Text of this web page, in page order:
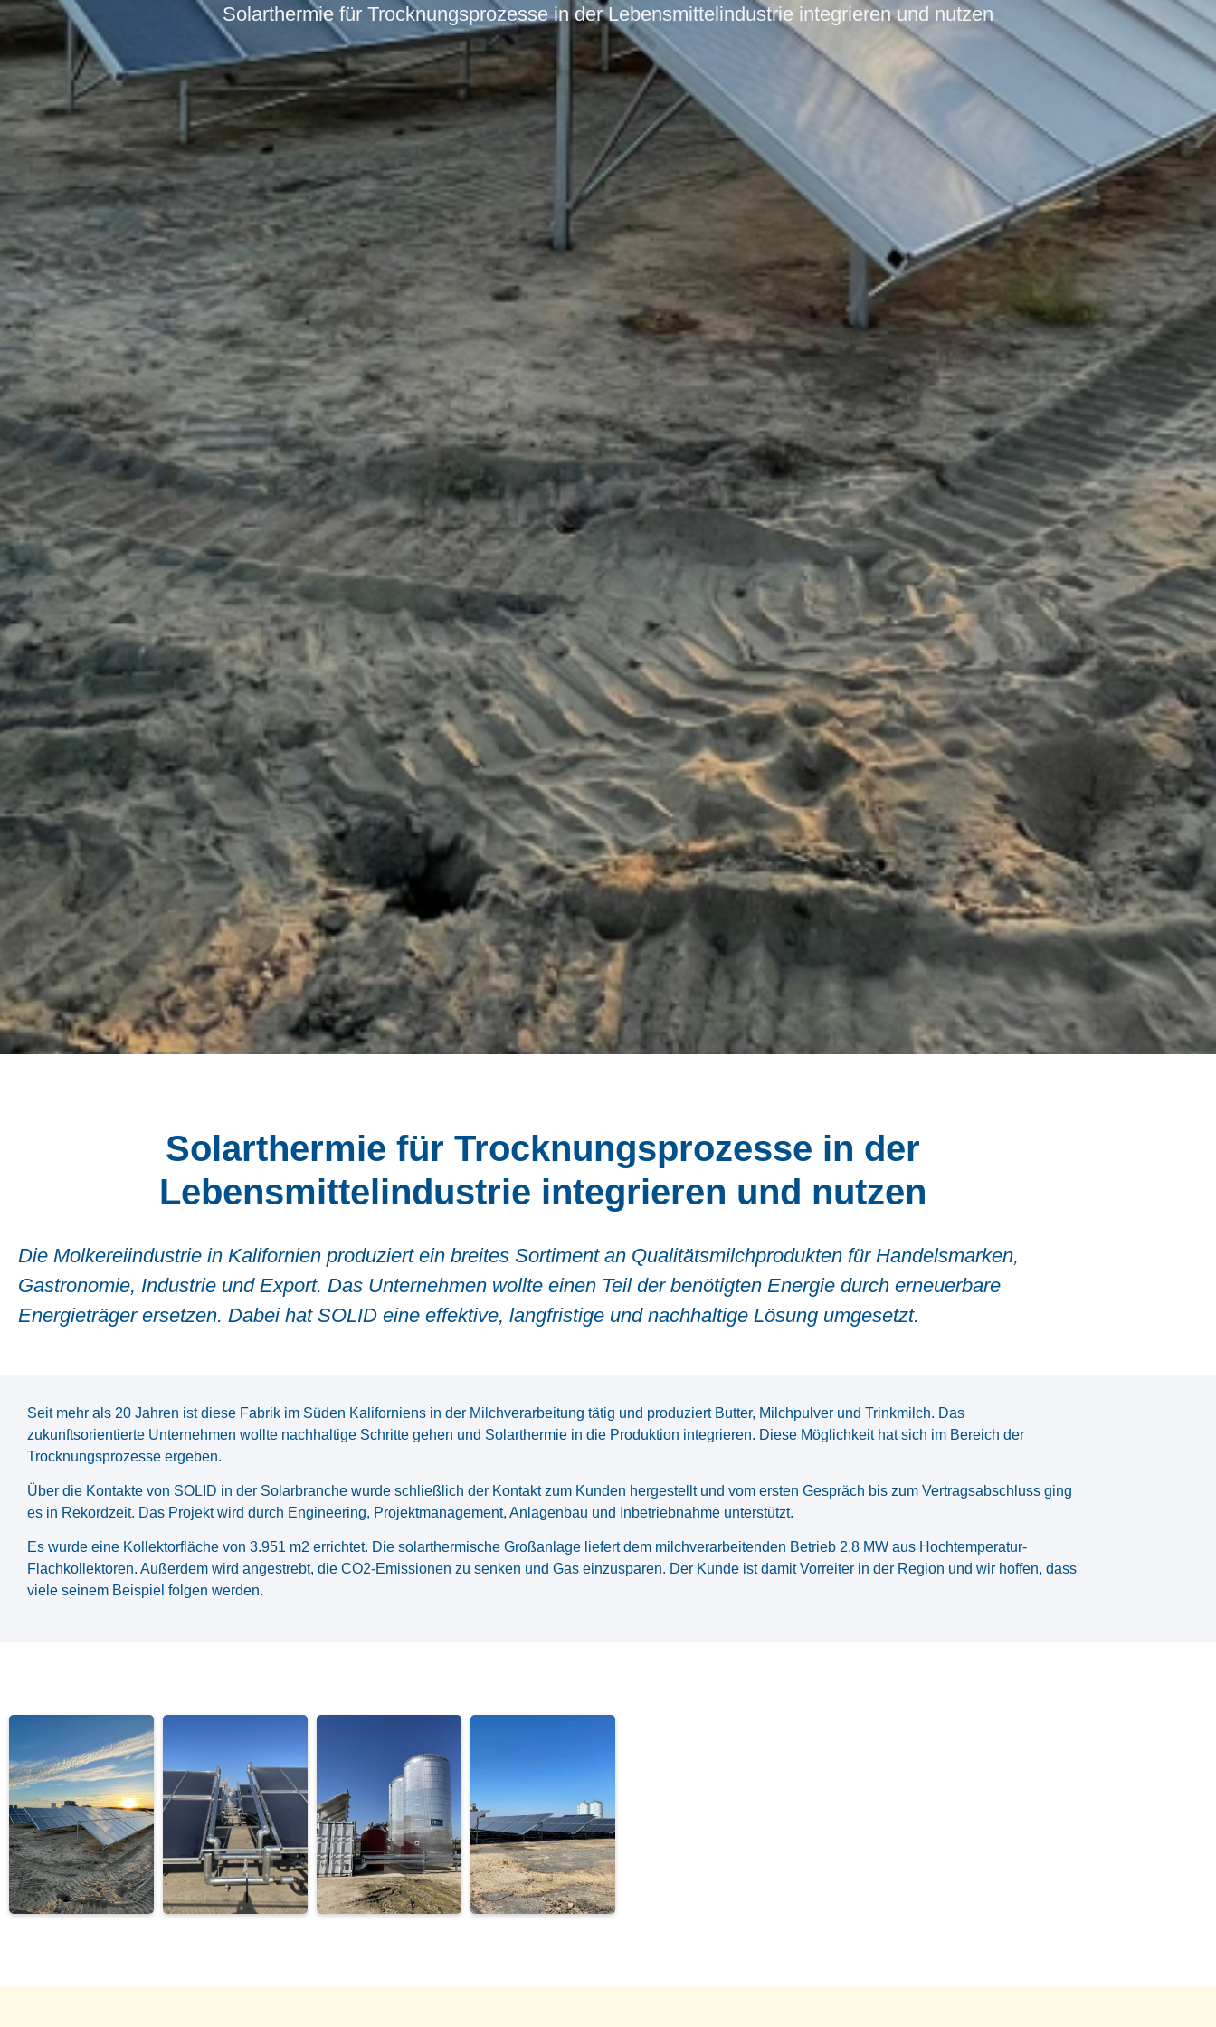
Solarthermie für Trocknungsprozesse in der Lebensmittelindustrie integrieren und nutzen
Solarthermie für Trocknungsprozesse in der
Lebensmittelindustrie integrieren und nutzen
Die Molkereiindustrie in Kalifornien produziert ein breites Sortiment an Qualitätsmilchprodukten für Handelsmarken,
Gastronomie, Industrie und Export. Das Unternehmen wollte einen Teil der benötigten Energie durch erneuerbare
Energieträger ersetzen. Dabei hat SOLID eine effektive, langfristige und nachhaltige Lösung umgesetzt.
Seit mehr als 20 Jahren ist diese Fabrik im Süden Kaliforniens in der Milchverarbeitung tätig und produziert Butter, Milchpulver und Trinkmilch. Das
zukunftsorientierte Unternehmen wollte nachhaltige Schritte gehen und Solarthermie in die Produktion integrieren. Diese Möglichkeit hat sich im Bereich der
Trocknungsprozesse ergeben.
Über die Kontakte von SOLID in der Solarbranche wurde schließlich der Kontakt zum Kunden hergestellt und vom ersten Gespräch bis zum Vertragsabschluss ging
es in Rekordzeit. Das Projekt wird durch Engineering, Projektmanagement, Anlagenbau und Inbetriebnahme unterstützt.
Es wurde eine Kollektorfläche von 3.951 m2 errichtet. Die solarthermische Großanlage liefert dem milchverarbeitenden Betrieb 2,8 MW aus Hochtemperatur-
Flachkollektoren. Außerdem wird angestrebt, die CO2-Emissionen zu senken und Gas einzusparen. Der Kunde ist damit Vorreiter in der Region und wir hoffen, dass
viele seinem Beispiel folgen werden.